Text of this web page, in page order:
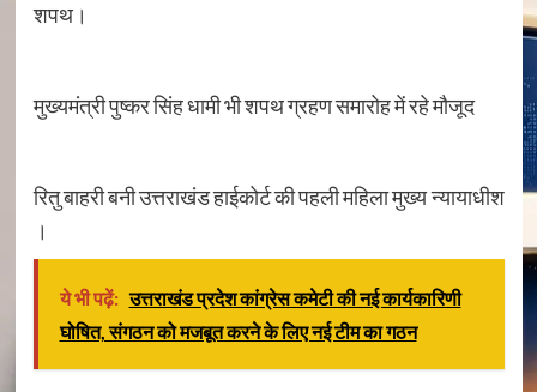
शपथ।
मुख्यमंत्री पुष्कर सिंह धामी भी शपथ ग्रहण समारोह में रहे मौजूद
रितु बाहरी बनी उत्तराखंड हाईकोर्ट की पहली महिला मुख्य न्यायाधीश
।
ये भी पढ़ें: उत्तराखंड प्रदेश कांग्रेस कमेटी की नई कार्यकारिणी
घोषित, संगठन को मजबूत करने के लिए नई टीम का गठन